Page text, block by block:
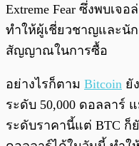
Extreme Fear ซึ่งพบเจ
ทำให้ผู้เชี่ยวชาญและนั
สัญญาณในการซื้อ
อย่างไรก็ตาม Bitcoin ยั
ระดับ 50,000 ดอลลาร์
ระดับราคานี้แต่ BTC ก็